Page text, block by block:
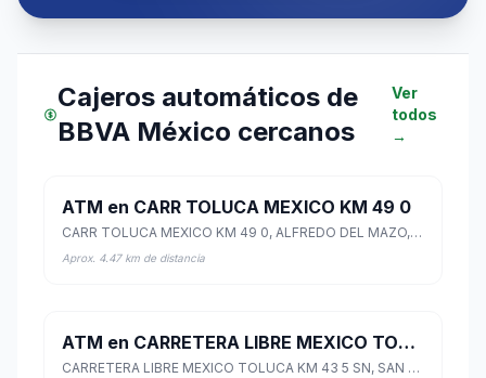
Cajeros automáticos de
BBVA México cercanos
Ver
todos
→
ATM en CARR TOLUCA MEXICO KM 49 0
CARR TOLUCA MEXICO KM 49 0, ALFREDO DEL MAZO, Lerma, México
Aprox. 4.47 km de distancia
ATM en CARRETERA LIBRE MEXICO TOLUCA KM 43 5 SN
CARRETERA LIBRE MEXICO TOLUCA KM 43 5 SN, SAN MIGUEL, Ocoyoacac, México